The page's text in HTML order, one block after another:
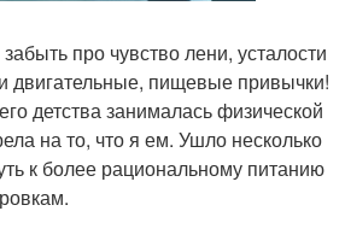
про чувство лени, усталости
двигательные, пищевые привычки!
детства занималась физической
на то, что я ем. Ушло несколько
к более рациональному питанию